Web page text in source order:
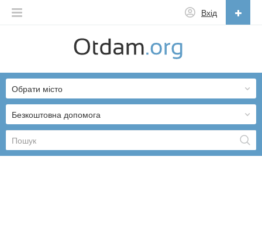
Вхід
English
Русский
Українська
Безкоштовна допомога
Обрати місто